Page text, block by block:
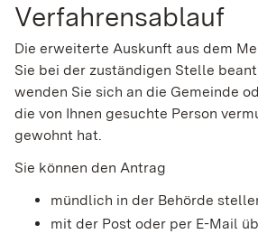
Verfahrensablauf
Die erweiterte Auskunft aus dem
Sie bei der zuständigen Stelle
wenden Sie sich an die Gemeinde
die von Ihnen gesuchte Person
gewohnt hat.
Sie können den Antrag
mündlich in der Behörde
mit der Post oder per E-Mail